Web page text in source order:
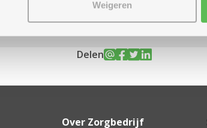
Weigeren
Delen
Over Zorgbedrijf